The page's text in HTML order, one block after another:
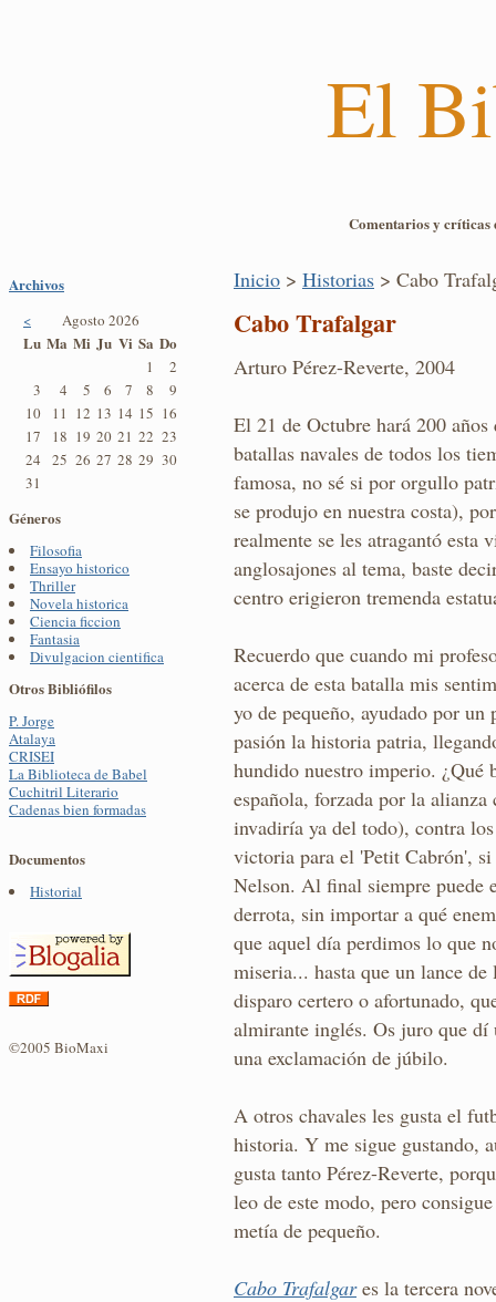
El
Comentarios y
Archivos
< Agosto 2026
Lu Ma Mi Ju Vi Sa Do
1
2
3
4 5 6 7 8
9
10
11 12 13 14 15 16
17
18 19 20 21 22 23
24
25 26 27 28 29 30
31
Géneros
Filosofia
Ensayo historico
Thriller
Novela historica
Ciencia ficcion
Fantasia
Divulgacion cientifica
Otros Bibliófilos
P. Jorge
Atalaya
CRISEI
La Biblioteca de Babel
Cuchitril Literario
Cadenas bien formadas
Documentos
Historial
©2005 BioMaxi
Inicio > Historias > Cabo
Cabo Trafalgar
Arturo Pérez-Reverte, 2004
El 21 de Octubre hará 200
batallas navales de todos los
famosa, no sé si por orgullo
se produjo en nuestra costa),
realmente se les atragantó
anglosajones al tema, baste
centro erigieron tremenda
Recuerdo que cuando mi
acerca de esta batalla mis
yo de pequeño, ayudado por
pasión la historia patria,
hundido nuestro imperio. ¿Qué
española, forzada por la
invadiría ya del todo), contra
victoria para el 'Petit Cabrón',
Nelson. Al final siempre puede
derrota, sin importar a qué
que aquel día perdimos lo que
miseria... hasta que un lance
disparo certero o afortunado,
almirante inglés. Os juro que
una exclamación de júbilo.
A otros chavales les gusta el
historia. Y me sigue gustando,
gusta tanto Pérez-Reverte,
leo de este modo, pero
metía de pequeño.
Cabo Trafalgares la tercera